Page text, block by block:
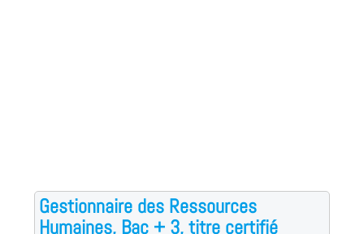
Gestionnaire des Ressources
Humaines, Bac + 3, titre certifié